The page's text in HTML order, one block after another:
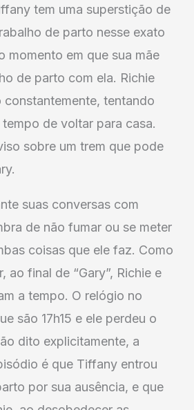
tem uma superstição de
de parto nesse exato
momento em que sua mãe
de parto com ela. Richie
tentando
de voltar para casa.
sobre um trem que pode
suas conversas com
de não fumar ou se meter
coisas que ele faz. Como
ao final de “Gary”, Richie e
a tempo. O relógio no
são 17h15 e ele perdeu o
dito explicitamente, a
é que Tiffany entrou
por sua ausência, e que